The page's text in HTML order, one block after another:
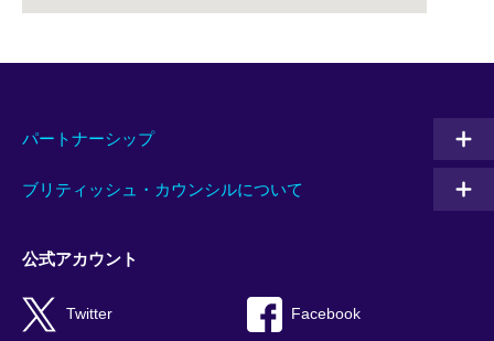
パートナーシップ
ブリティッシュ・カウンシルについて
公式アカウント
Twitter Facebook